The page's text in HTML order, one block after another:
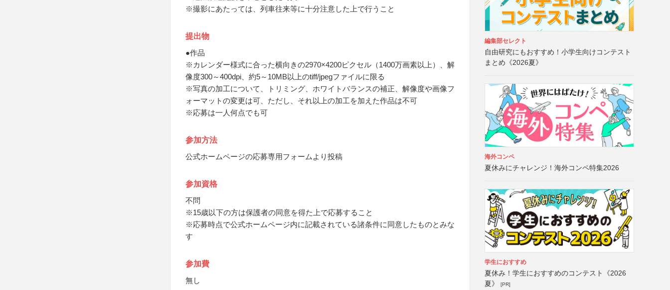
※撮影にあたっては、列車往来等に十分注意した上で行うこと
提出物
●作品
※カレンダー様式に合った横向きの2970×4200ピクセル（1400万画素以上）、解
像度300～400dpi、約5～10MB以上のtiff/jpegファイルに限る
※写真の加工について、トリミング、ホワイトバランスの補正、解像度や画像フ
ォーマットの変更は可、ただし、それ以上の加工を加えた作品は不可
※応募は一人何点でも可
参加方法
公式ホームページの応募専用フォームより投稿
参加資格
不問
※15歳以下の方は保護者の同意を得た上で応募すること
※応募時点で公式ホームページ内に記載されている諸条件に同意したものとみな
す
参加費
無し
編集部セレクト
自由研究にもおすすめ！小学生向けコンテスト
まとめ《2026夏》
海外コンペ
夏休みにチャレンジ！海外コンペ特集2026
学生におすすめ
夏休み！学生におすすめのコンテスト《2026
夏》
[PR]